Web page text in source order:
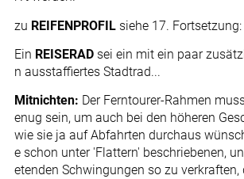
zu REIFENPROFIL siehe 17. Fortsetzung:
Ein REISERAD sei ein mit ein paar
n ausstaffiertes Stadtrad...
Mitnichten: Der Ferntourer-Rahmen
enug sein, um auch bei den höheren
wie sie ja auf Abfahrten durchaus
e schon unter 'Flattern' beschriebenen,
etenden Schwingungen so zu